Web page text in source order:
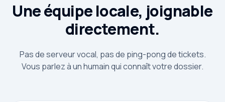
Une équipe locale, joignable
directement.
Pas de serveur vocal, pas de ping-pong de tickets.
Vous parlez à un humain qui connaît votre dossier.